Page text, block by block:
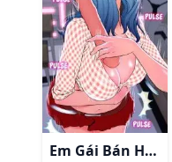
Em Gái Bán Hàng Sextoy